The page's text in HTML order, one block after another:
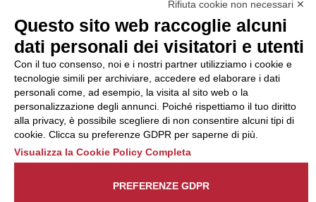
possibile presentare un
reclamo
all’Organismo di
Monitoraggio utilizzando
una delle modalità
descritte al seguente
indirizzo web
https://odm-
agenzielavoro.it/reclami/ .
Rifiuta cookie non necessari ✕
Questo sito web raccoglie alcuni
dati personali dei visitatori e utenti
Con il tuo consenso, noi e i nostri partner utilizziamo i cookie e
tecnologie simili per archiviare, accedere ed elaborare i dati
personali come, ad esempio, la visita al sito web o la
personalizzazione degli annunci. Poiché rispettiamo il tuo diritto
alla privacy, è possibile scegliere di non consentire alcuni tipi di
cookie. Clicca su preferenze GDPR per saperne di più.
Visualizza la Cookie Policy Completa
PREFERENZE GDPR